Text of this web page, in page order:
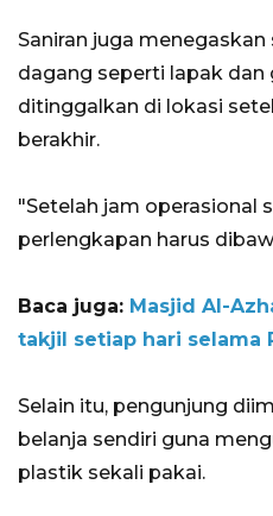
Saniran juga
dagang seperti lapak
ditinggalkan di lokasi
berakhir.
"Setelah jam operasional
perlengkapan harus
Baca juga: Masjid Al-
takjil setiap hari selama
Selain itu, pengunjung
belanja sendiri guna
plastik sekali pakai.